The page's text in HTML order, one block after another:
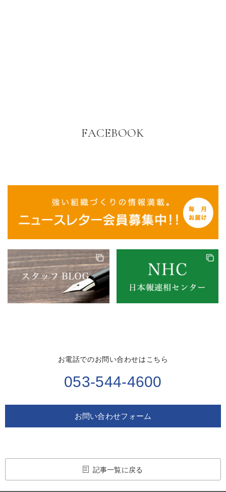
FACEBOOK
お電話でのお問い合わせはこちら
053-544-4600
お問い合わせフォーム
記事一覧に戻る